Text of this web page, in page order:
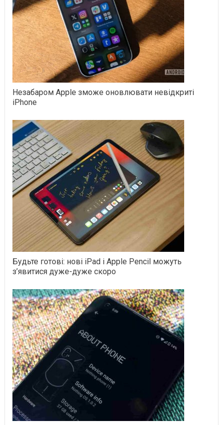
Незабаром Apple зможе оновлювати невідкриті
iPhone
Будьте готові: нові iPad і Apple Pencil можуть
з’явитися дуже-дуже скоро